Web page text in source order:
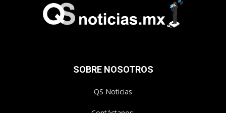
SOBRE NOSOTROS
QS Noticias